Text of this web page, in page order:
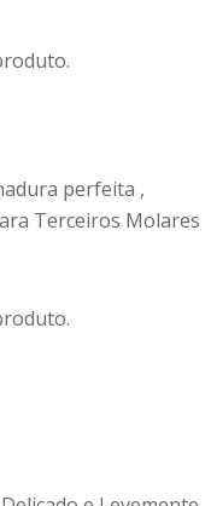
perfeita ,
Terceiros Molares